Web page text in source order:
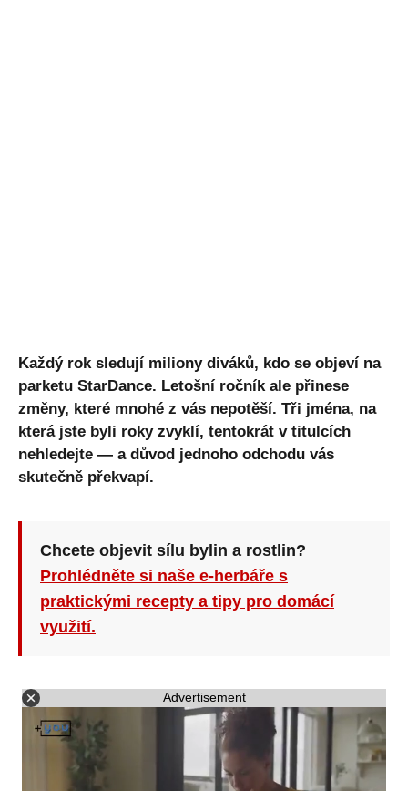
Každý rok sledují miliony diváků, kdo se objeví na
parketu StarDance. Letošní ročník ale přinese
změny, které mnohé z vás nepotěší. Tři jména, na
která jste byli roky zvyklí, tentokrát v titulcích
nehledejte — a důvod jednoho odchodu vás
skutečně překvapí.
Chcete objevit sílu bylin a rostlin?
Prohlédněte si naše e-herbáře s
praktickými recepty a tipy pro domácí
využití.
Advertisement